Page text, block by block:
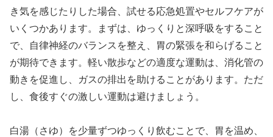
き気を感じたりした場合、試せる応急処置やセルフケアが
いくつかあります。まずは、ゆっくりと深呼吸をすること
で、自律神経のバランスを整え、胃の緊張を和らげること
が期待できます。軽い散歩などの適度な運動は、消化管の
動きを促進し、ガスの排出を助けることがあります。ただ
し、食後すぐの激しい運動は避けましょう。
白湯（さゆ）を少量ずつゆっくり飲むことで、胃を温め、